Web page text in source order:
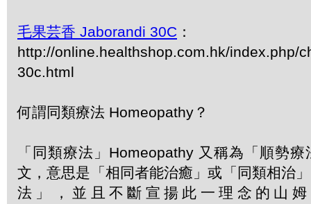
毛果芸香 Jaborandi 30C ：
http://online.healthshop.com.hk/index.php/
30c.html
何謂同類療法 Homeopathy？
「同類療法」Homeopathy 又稱為「順勢
文，意思是「相同者能治癒」或「同類相治
法」，並且不斷宣揚此一理念的山姆